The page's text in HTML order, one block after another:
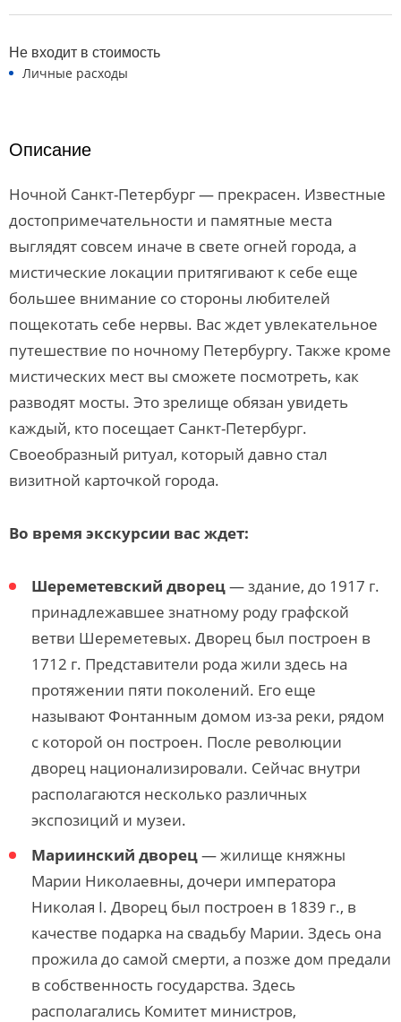
Не входит в стоимость
Личные расходы
Описание
Ночной Санкт-Петербург — прекрасен. Известные
достопримечательности и памятные места
выглядят совсем иначе в свете огней города, а
мистические локации притягивают к себе еще
большее внимание со стороны любителей
пощекотать себе нервы. Вас ждет увлекательное
путешествие по ночному Петербургу. Также кроме
мистических мест вы сможете посмотреть, как
разводят мосты. Это зрелище обязан увидеть
каждый, кто посещает Санкт-Петербург.
Своеобразный ритуал, который давно стал
визитной карточкой города.
Во время экскурсии вас ждет:
Шереметевский дворец— здание, до 1917 г.
принадлежавшее знатному роду графской
ветви Шереметевых. Дворец был построен в
1712 г. Представители рода жили здесь на
протяжении пяти поколений. Его еще
называют Фонтанным домом из-за реки, рядом
с которой он построен. После революции
дворец национализировали. Сейчас внутри
располагаются несколько различных
экспозиций и музеи.
Мариинский дворец— жилище княжны
Марии Николаевны, дочери императора
Николая I. Дворец был построен в 1839 г., в
качестве подарка на свадьбу Марии. Здесь она
прожила до самой смерти, а позже дом предали
в собственность государства. Здесь
располагались Комитет министров,